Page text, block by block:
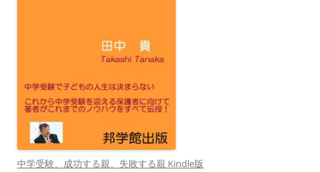
中学受験、成功する親、失敗する親 Kindle版